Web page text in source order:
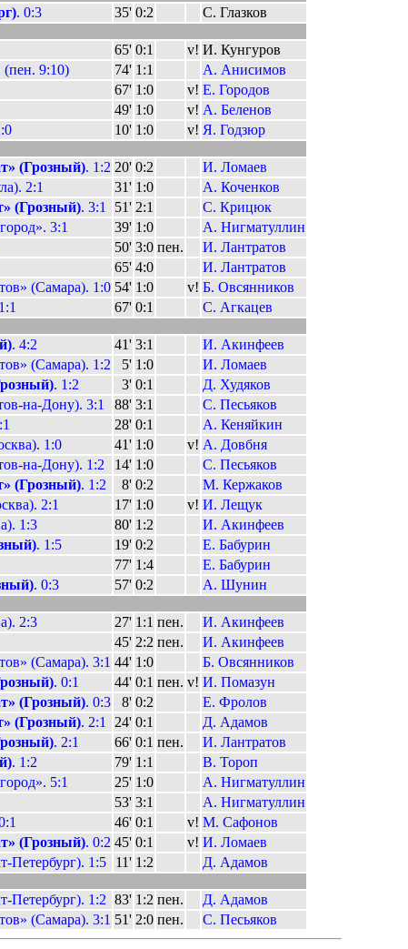
. 0:3 35' 0:2 С. Глазков
65' 0:1 v! И. Кунгуров
(пен. 9:10) 74' 1:1
А. Анисимов
67' 1:0 v! Е. Городов
49' 1:0 v! А. Беленов
10' 1:0 v! Я. Годзюр
(Грозный). 1:2 20' 0:2
И. Ломаев
2:1 31' 1:0
А. Коченков
(Грозный). 3:1 51' 2:1
С. Крицюк
3:1 39' 1:0
А. Нигматуллин
50' 3:0 пен.
И. Лантратов
65' 4:0
И. Лантратов
(Самара). 1:0 54' 1:0 v! Б. Овсянников
67' 0:1 С. Агкацев
. 4:2 41' 3:1
И. Акинфеев
(Самара). 1:2 5' 1:0
И. Ломаев
. 1:2 3' 0:1
Д. Худяков
на-Дону). 3:1 88' 3:1
С. Песьяков
28' 0:1
А. Кеняйкин
1:0 41' 1:0 v! А. Довбня
на-Дону). 1:2 14' 1:0
С. Песьяков
(Грозный). 1:2 8' 0:2
М. Кержаков
2:1 17' 1:0 v! И. Лещук
1:3 80' 1:2
И. Акинфеев
. 1:5 19' 0:2
Е. Бабурин
77' 1:4
Е. Бабурин
. 0:3 57' 0:2 А. Шунин
2:3 27' 1:1 пен.
И. Акинфеев
45' 2:2 пен.
И. Акинфеев
(Самара). 3:1 44' 1:0
Б. Овсянников
. 0:1 44' 0:1 пен. v! И. Помазун
(Грозный). 0:3 8' 0:2
Е. Фролов
(Грозный). 2:1 24' 0:1
Д. Адамов
. 2:1 66' 0:1 пен.
И. Лантратов
. 1:2 79' 1:1
В. Тороп
5:1 25' 1:0
А. Нигматуллин
53' 3:1
А. Нигматуллин
46' 0:1 v! М. Сафонов
(Грозный). 0:2 45' 0:1 v! И. Ломаев
Петербург). 1:5 11' 1:2 Д. Адамов
Петербург). 1:2 83' 1:2 пен.
Д. Адамов
(Самара). 3:1 51' 2:0 пен. С. Песьяков